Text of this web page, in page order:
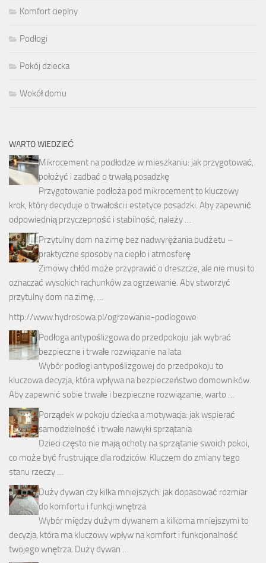
Komfort cieplny
Podłogi
Pokój dziecka
Wokół domu
WARTO WIEDZIEĆ
Mikrocement na podłodze w mieszkaniu: jak przygotować,
położyć i zadbać o trwałą posadzkę
Przygotowanie podłoża pod mikrocement to kluczowy
krok, który decyduje o trwałości i estetyce posadzki. Aby zapewnić
odpowiednią przyczepność i stabilność, należy …
Przytulny dom na zimę bez nadwyrężania budżetu –
praktyczne sposoby na ciepło i atmosferę
Zimowy chłód może przyprawić o dreszcze, ale nie musi to
oznaczać wysokich rachunków za ogrzewanie. Aby stworzyć
przytulny dom na zimę, …
http://www.hydrosowa.pl/ogrzewanie-podlogowe
Podłoga antypoślizgowa do przedpokoju: jak wybrać
bezpieczne i trwałe rozwiązanie na lata
Wybór podłogi antypoślizgowej do przedpokoju to
kluczowa decyzja, która wpływa na bezpieczeństwo domowników.
Aby zapewnić sobie trwałe i bezpieczne rozwiązanie, warto …
Porządek w pokoju dziecka a motywacja: jak wspierać
samodzielność i trwałe nawyki sprzątania
Dzieci często nie mają ochoty na sprzątanie swoich pokoi,
co może być frustrujące dla rodziców. Kluczem do zmiany tego
stanu rzeczy …
Duży dywan czy kilka mniejszych: jak dopasować rozmiar
do komfortu i funkcji wnętrza
Wybór między dużym dywanem a kilkoma mniejszymi to
decyzja, która ma kluczowy wpływ na komfort i funkcjonalność
twojego wnętrza. Duży dywan …